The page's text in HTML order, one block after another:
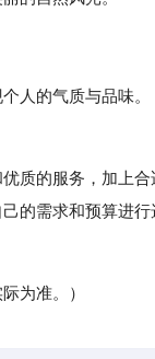
人的气质与品味。
质的服务，加上合
的需求和预算进行
为准。）